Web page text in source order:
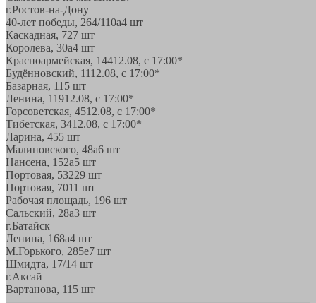
г.Ростов-на-Дону
40-лет победы, 264/110а4 шт
Каскадная, 727 шт
Королева, 30а4 шт
Красноармейская, 14412.08, с 17:00*
Будённовский, 1112.08, с 17:00*
Базарная, 11 5 шт
Ленина, 11912.08, с 17:00*
Горсоветская, 4512.08, с 17:00*
Тибетская, 3412.08, с 17:00*
Ларина, 455 шт
Малиновского, 48а6 шт
Нансена, 152а5 шт
Портовая, 53229 шт
Портовая, 7011 шт
Рабочая площадь, 196 шт
Сальский, 28a3 шт
г.Батайск
Ленина, 168а4 шт
М.Горького, 285е7 шт
Шмидта, 17/14 шт
г.Аксай
Вартанова, 11 5 шт